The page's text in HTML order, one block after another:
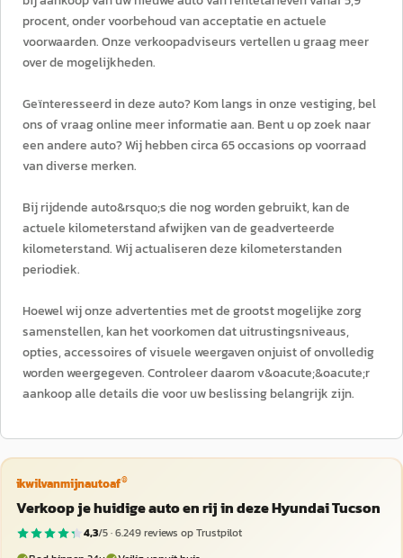
procent, onder voorbehoud van acceptatie en actuele
voorwaarden. Onze verkoopadviseurs vertellen u graag meer
over de mogelijkheden.
Geïnteresseerd in deze auto? Kom langs in onze vestiging, bel
ons of vraag online meer informatie aan. Bent u op zoek naar
een andere auto? Wij hebben circa 65 occasions op voorraad
van diverse merken.
Bij rijdende auto&rsquo;s die nog worden gebruikt, kan de
actuele kilometerstand afwijken van de geadverteerde
kilometerstand. Wij actualiseren deze kilometerstanden
periodiek.
Hoewel wij onze advertenties met de grootst mogelijke zorg
samenstellen, kan het voorkomen dat uitrustingsniveaus,
opties, accessoires of visuele weergaven onjuist of onvolledig
worden weergegeven. Controleer daarom v&oacute;&oacute;r
aankoop alle details die voor uw beslissing belangrijk zijn.
ikwilvanmijnautoaf®
Verkoop je huidige auto en rij in deze Hyundai Tucson
4,3/5 ·6.249reviews op Trustpilot